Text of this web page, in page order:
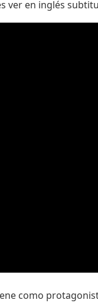
ver en inglés
como